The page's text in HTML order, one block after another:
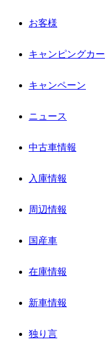
お客様
キャンピングカー
キャンペーン
ニュース
中古車情報
入庫情報
周辺情報
国産車
在庫情報
新車情報
独り言